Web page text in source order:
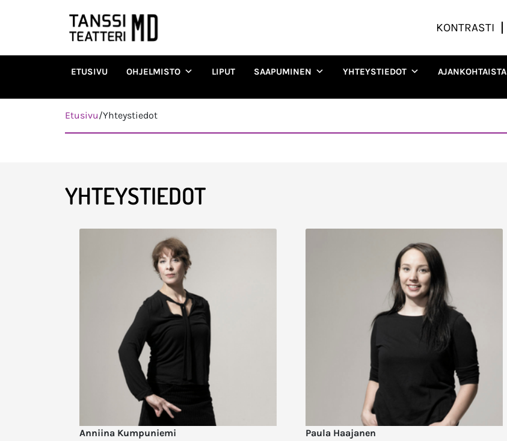
KONTRASTI
ETUSIVU OHJELMISTO LIPUT SAAPUMINEN YHTEYSTIEDOT AJANKOHTAISTA
Etusivu/Yhteystiedot
YHTEYSTIEDOT
Anniina Kumpuniemi
Paula Haajanen